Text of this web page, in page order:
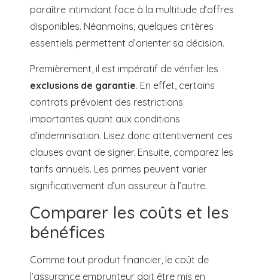
paraître intimidant face à la multitude d’offres
disponibles. Néanmoins, quelques critères
essentiels permettent d’orienter sa décision.
Premièrement, il est impératif de vérifier les
exclusions de garantie. En effet, certains
contrats prévoient des restrictions
importantes quant aux conditions
d’indemnisation. Lisez donc attentivement ces
clauses avant de signer. Ensuite, comparez les
tarifs annuels. Les primes peuvent varier
significativement d’un assureur à l’autre.
Comparer les coûts et les
bénéfices
Comme tout produit financier, le coût de
l’assurance emprunteur doit être mis en